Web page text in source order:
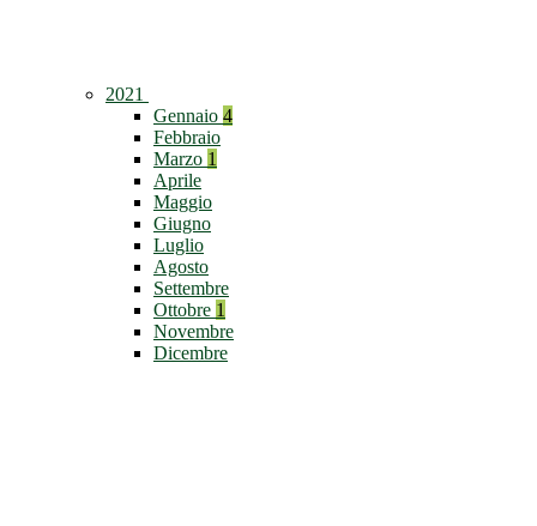
2021
Gennaio 4
Febbraio
Marzo 1
Aprile
Maggio
Giugno
Luglio
Agosto
Settembre
Ottobre 1
Novembre
Dicembre